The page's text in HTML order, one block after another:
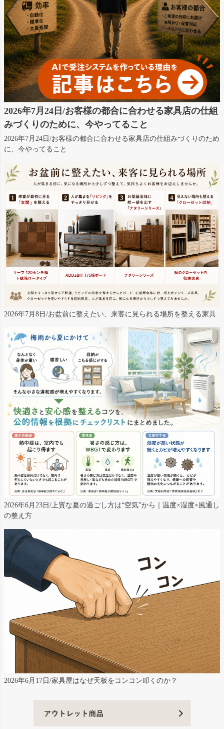
2026年7月24日/お客様の都合に合わせる家具店の仕組
みづくりのために、今やってること
2026年7月24日/お客様の都合に合わせる家具店の仕組みづくりのため
に、今やってること
2026年7月8日/お盆前に整えたい、来客に見られる場所を整える家具
2026年6月23日/上質な夏の過ごし方は“空気”から｜温度×湿度×風通し
の整え方
2026年6月17日/家具屋はなぜ天板をコンコン叩くのか？